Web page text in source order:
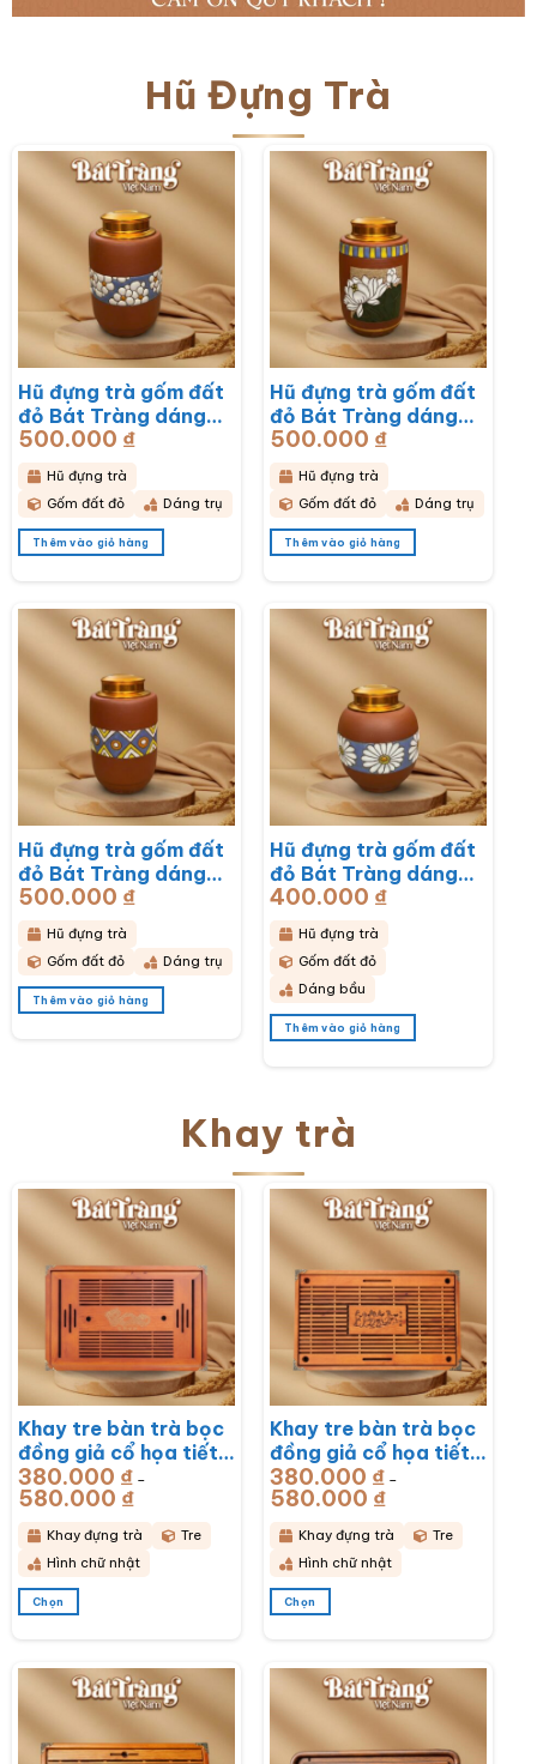
Hũ Đựng Trà
Hũ đựng trà gốm đất
đỏ Bát Tràng dáng
trụ hoạ tiết hoa mai
trắng BT-HĐT13
500.000 ₫
Hũ đựng trà
Gốm đất đỏ
Dáng trụ
Thêm vào giỏ hàng
Hũ đựng trà gốm đất
đỏ Bát Tràng dáng
trụ hoạ tiết hoa sen
BT-HĐT12
500.000 ₫
Hũ đựng trà
Gốm đất đỏ
Dáng trụ
Thêm vào giỏ hàng
Hũ đựng trà gốm đất
đỏ Bát Tràng dáng
bầu hoạ tiết thổ cẩm
BT-HĐT11
500.000 ₫
Hũ đựng trà
Gốm đất đỏ
Dáng trụ
Thêm vào giỏ hàng
Hũ đựng trà gốm đất
đỏ Bát Tràng dáng
bầu hoạ tiết hoa cúc
hoạ mi trắng BT-
HĐT10
400.000 ₫
Hũ đựng trà
Gốm đất đỏ
Dáng bầu
Thêm vào giỏ hàng
Khay trà
Khay tre bàn trà bọc
đồng giả cổ họa tiết
Rồng Phú Quý
51x33x6cm BT-
KDT17
380.000 ₫ –
580.000 ₫Khoảng
giá:
từ
380.000 ₫
đến
580.000 ₫
Khay đựng trà
Tre
Hình chữ nhật
Chọn
thể.
Khay tre bàn trà bọc
đồng giả cổ họa tiết
Mã Đáo Thành Công
43x28x6cm BT-
KDT16
380.000 ₫ –
580.000 ₫Khoảng
giá:
từ
380.000 ₫
đến
580.000 ₫
Khay đựng trà
Tre
Hình chữ nhật
Chọn